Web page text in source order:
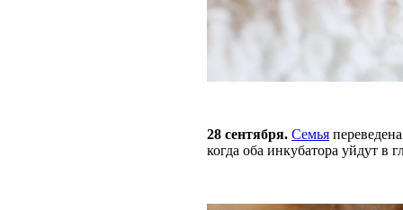
28 сентября. Семья
когда оба инкубатора уйдут в